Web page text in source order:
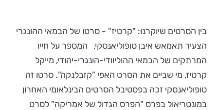
בין הסרטים שיוקרנו: "קרטיז" - סרטו של הבמאי ההונגרי
הצעיר תאמאש איבן טופוליאנסקי, המספר על חייו
המרתקים של הבמאי ההוליוודי-הונגרי-יהודי, מייקל
קרטיז, מי שביים את הסרט האפי "קזבלנקה". סרטו זה
טופוליאנסקי זכה בפסטיבל הסרטים הבינלאומי האחרון
במונטריאול בפרס "הפרס הגדול של אמריקה" לסרט